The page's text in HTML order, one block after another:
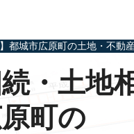
】都城市広原町の土地・不動
・土地
町の